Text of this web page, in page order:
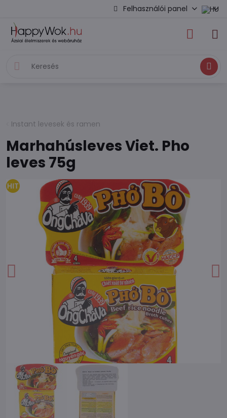
Felhasználói panel
Keresés
Instant levesek és ramen
Marhahúsleves Viet. Pho
leves 75g